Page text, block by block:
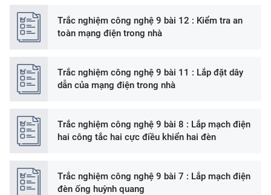
Trắc nghiệm công nghệ 9 bài 12 : Kiểm tra an
toàn mạng điện trong nhà
Trắc nghiệm công nghệ 9 bài 11 : Lắp đặt dây
dẫn của mạng điện trong nhà
Trắc nghiệm công nghệ 9 bài 8 : Lắp mạch điện
hai công tắc hai cực điều khiển hai đèn
Trắc nghiệm công nghệ 9 bài 7 : Lắp mạch điện
đèn ống huỳnh quang